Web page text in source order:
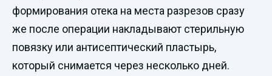
формирования отека на места разрезов сразу
же после операции накладывают стерильную
повязку или антисептический пластырь,
который снимается через несколько дней.